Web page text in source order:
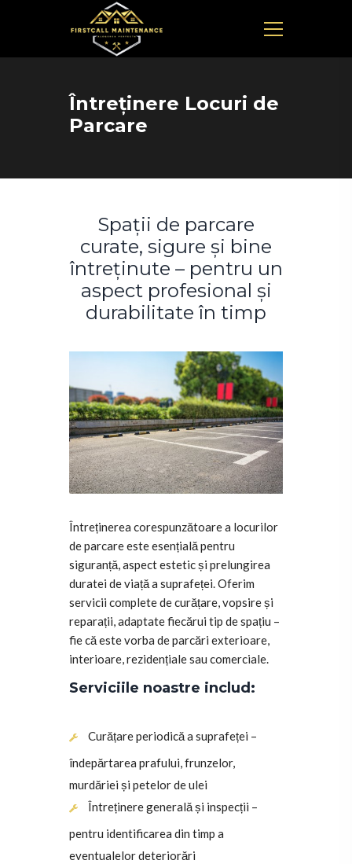
Întreținere Locuri de
Parcare
Spații de parcare
curate, sigure și bine
întreținute – pentru un
aspect profesional și
durabilitate în timp
Întreținerea corespunzătoare a locurilor
de parcare este esențială pentru
siguranță, aspect estetic și prelungirea
duratei de viață a suprafeței. Oferim
servicii complete de curățare, vopsire și
reparații, adaptate fiecărui tip de spațiu –
fie că este vorba de parcări exterioare,
interioare, rezidențiale sau comerciale.
Serviciile noastre includ:
Curățare periodică a suprafeței –
îndepărtarea prafului, frunzelor,
murdăriei și petelor de ulei
Întreținere generală și inspecții –
pentru identificarea din timp a
eventualelor deteriorări